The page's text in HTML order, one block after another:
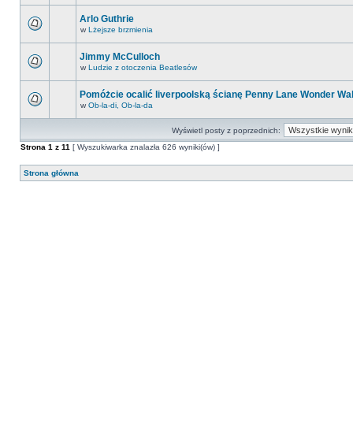
Arlo Guthrie
w Lżejsze brzmienia
Jimmy McCulloch
w Ludzie z otoczenia Beatlesów
Pomóżcie ocalić liverpoolską ścianę Penny Lane Wonder
w Ob-la-di, Ob-la-da
Wyświetl posty z poprzednich:
Strona 1 z 11 [ Wyszukiwarka znalazła 626 wyniki(ów) ]
Strona główna